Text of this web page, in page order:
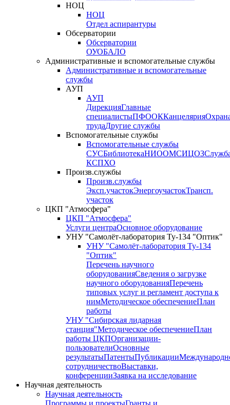
НОЦ
НОЦ
Отдел аспирантуры
Обсерватории
Обсерватории
ОУОБАЛО
Административные и вспомогательные службы
Административные и вспомогательные
службы
АУП
АУП
ДирекцияГлавные
специалистыПФООККанцелярия
трудаДругие службы
Вспомогательные службы
Вспомогательные службы
СУСБиблиотекаНИООМСИЦОЗ
КСПХО
Произв.службы
Произв.службы
Эксп.участокЭнергоучастокТрансп.
участок
ЦКП "Атмосфера"
ЦКП "Атмосфера"
Услуги центраОсновное оборудование
УНУ "Самолёт-лаборатория Ту-134 "Оптик"
УНУ "Самолёт-лаборатория Ту-134
"Оптик"
Перечень научного
оборудованияСведения о загрузке
научного оборудованияПеречень
типовых услуг и регламент доступа к
нимМетодическое обеспечениеПлан
работы
УНУ "Сибирская лидарная
станция"Методическое обеспечениеПлан
работы ЦКПОрганизации-
пользователиОсновные
результатыПатентыПубликации
сотрудничествоВыставки,
конференцииЗаявка на исследование
Научная деятельность
Научная деятельность
Программы и проектыГранты и